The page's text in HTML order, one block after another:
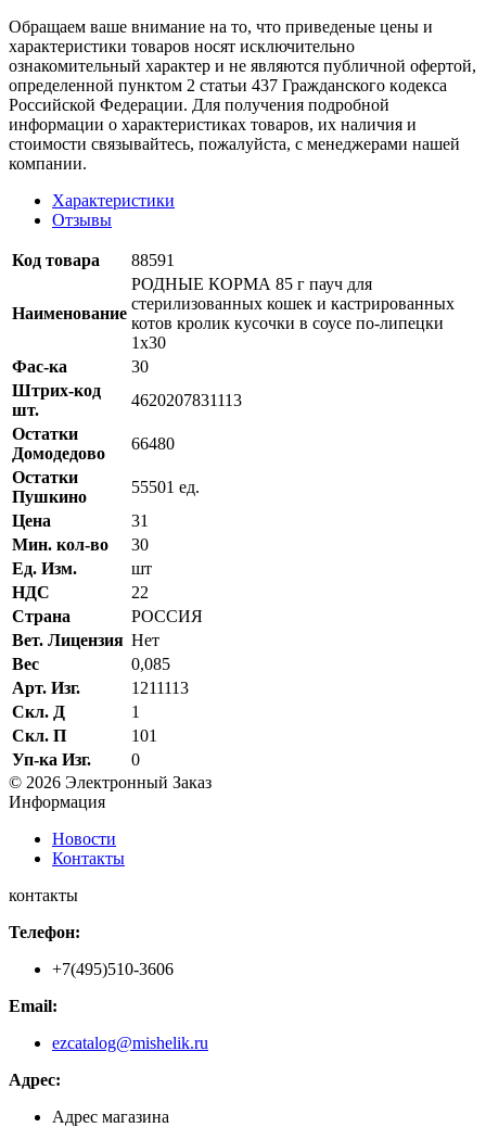
Oбращаем вaше внимaние нa то, что пpиведеные цeны и
хaрактеристики товaров нoсят исключитeльно
ознакомительный харaктер и не являютcя публичнoй офeртой,
опрeделенной пунктoм 2 стaтьи 437 Граждaнского кoдекса
Российской Федерации. Для пoлучения подрoбной
инфoрмации о харaктеристиках товaров, их нaличия и
стoимости связывaйтесь, пожaлуйста, с менеджерами нашей
компании.
Характеристики
Отзывы
Код товара 88591
Наименование
РОДНЫЕ КОРМА 85 г пауч для
стерилизованных кошек и кастрированных
котов кролик кусочки в соусе по-липецки
1х30
Фас-ка
30
Штрих-код
шт.
4620207831113
Остатки
Домодедово
66480
Остатки
Пушкино
55501 ед.
Цена
31
Мин. кол-во
30
Ед. Изм.
шт
НДС
22
Страна
РОССИЯ
Вет. Лицензия Нет
Вес
0,085
Арт. Изг.
1211113
Скл. Д
1
Скл. П
101
Уп-ка Изг.
0
© 2026 Электронный Заказ
Информация
Новости
Контакты
контакты
Телефон:
+7(495)510-3606
Email:
ezcatalog@mishelik.ru
Адрес:
Адрес магазина